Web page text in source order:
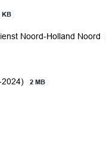
KB
Noord-Holland Noord
2024) 2 MB